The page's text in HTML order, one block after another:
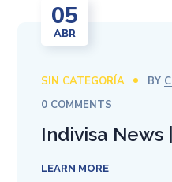
05
ABR
SIN CATEGORÍA BY
0 COMMENTS
Indivisa News
LEARN MORE